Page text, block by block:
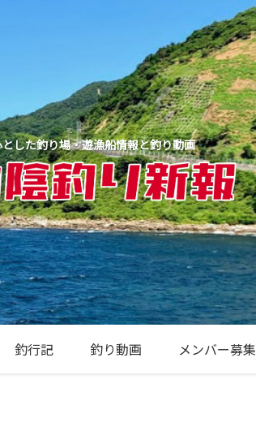
した釣り場・遊漁船情報と釣り動画
釣行記 釣り動画 メンバー募集